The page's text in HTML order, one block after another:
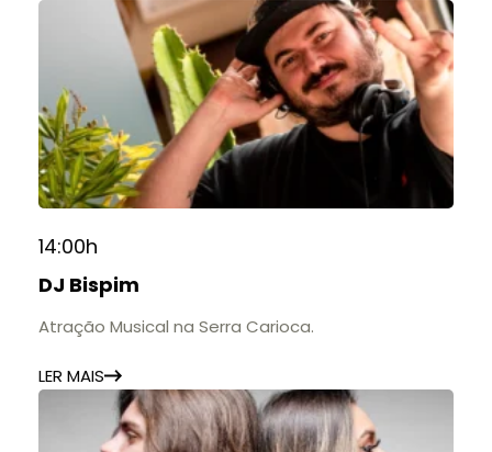
14:00h
DJ Bispim
Atração Musical na Serra Carioca.
LER MAIS